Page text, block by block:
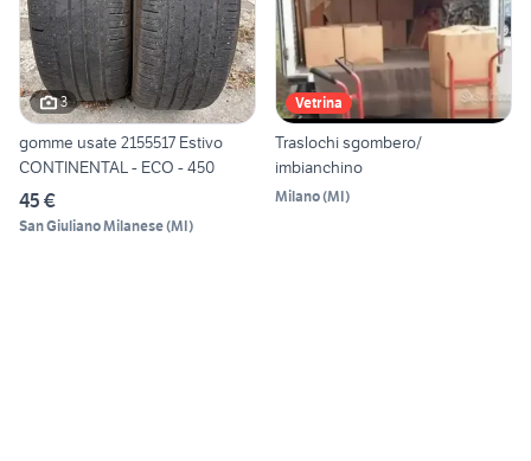
3
gomme usate 2155517 Estivo
CONTINENTAL - ECO - 450
45 €
San Giuliano Milanese(MI)
Vetrina
Traslochi sgombero/
imbianchino
Milano(MI)